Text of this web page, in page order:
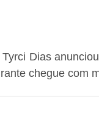
Dias
chegue com